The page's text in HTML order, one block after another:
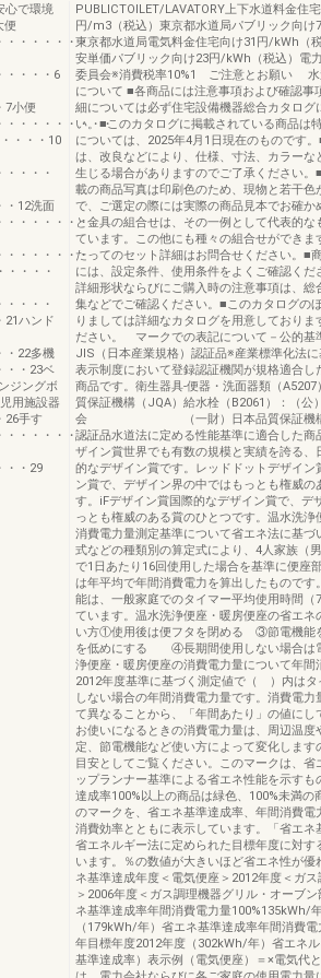
心で環境
便
・・・・・・・・
・・・・6
7小便
・・・・・・・・・
・・・10
・・・
・12洗面
・・・・・・・
・・・・・・・
・・・・
・・・
21ハンド
・22多機
・・23ベ
ジングボ
用施設器
26手す
・・・・・・・・・
・・29
PUBLICTOILET/LAVATORY上下水道料金住
円/m3（税込）東京都水道局パブリック向け
東京都水道局電気料金住宅向け31円/kWh（
安単価パブリック向け23円/kWh（税込）電
委員会※消費税率10%1 ご注意とお願い 水
について ■各商品には注意事項および確認事
細については必ず住宅設備機器総合カタログ
い。■このカタログに掲載されている商品は
については、2025年4月1日現在のものです
は、改良などにより、仕様、寸法、カラーな
生じる場合がありますのでご了承ください。
載の商品写真は印刷色のため、現物と若干色
で、ご選定の際には実際の商品見本でお確か
と金具の組合せは、その一例として代表的な
ています。この他にも種々の組合せができま
たってのセット詳細はお問合せください。■
には、設定条件、使用条件をよくご確認くだ
詳細形状ならびにご購入時の注意事項は、総
集などでご確認ください。■このカタログの
りましては詳細なカタログを用意しておりま
ださい。 マークでの表記について－公的基
JIS（日本産業規格）認証品※産業標準化法
表示制度において登録認証機関が規格適合し
商品です。衛生器具-便器・洗面器類（
質保証機構（JQA）給水栓（B2061）：（公
会 （一財）日本品質保証機構（
認証品水道法に定める性能基準に適合した商
ザイン賞世界でも有数の規模と実績を誇る、
的なデザイン賞です。レッドドットデザイン
ン賞で、デザイン界の中ではもっとも権威の
す。iFデザイン賞国際的なデザイン賞で、デ
っとも権威のある賞のひとつです。温水洗浄
消費電力量測定基準について省エネ法に基づ
式などの種類別の算定式により、4人家族（男
で1日あたり16回使用した場合を基準に便座
は年平均で年間消費電力を算出したものです
能は、一般家庭でのタイマー平均使用時間（
ています。温水洗浄便座・暖房便座の省エネ
い方①使用後は便フタを閉める ③節電機能
を低めにする ④長期間使用しない場合は
浄便座・暖房便座の消費電力量について年間
2012年度基準に基づく測定値で（ ）内はタ
しない場合の年間消費電力量です。消費電力
て異なることから、「年間あたり」の値にし
お使いになるときの消費電力量は、周辺温度
定、節電機能など使い方によって変化します
目安としてご覧ください。このマークは、省
ップランナー基準による省エネ性能を示すも
達成率100%以上の商品は緑色、100%未満の
のマークを、省エネ基準達成率、年間消費電
消費効率とともに表示しています。「省エネ
省エネルギー法に定められた目標年度に対す
います。％の数値が大きいほど省エネ性が優
ネ基準達成年度＜電気便座＞2012年度＜ガ
＞2006年度＜ガス調理機器グリル・オーブ
ネ基準達成率年間消費電力量100%135kWh/
（179kWh/年）省エネ基準達成率年間消費
年目標年度2012年度（302kWh/年）省エネ
基準達成率）表示例（電気便座）＝×電気代